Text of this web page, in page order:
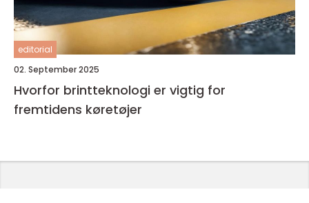
editorial
02. September 2025
Hvorfor brintteknologi er vigtig for
fremtidens køretøjer